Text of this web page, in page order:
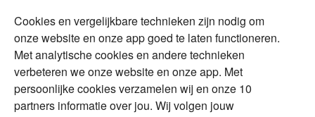
Duurzaam
Vermogensplanning
Tweede huis in
buitenland
Over Financial Focus
Specialisten
Financial Focus
magazine
Cookies en vergelijkbare technieken zijn nodig om
onze website en onze app goed te laten functioneren.
Met analytische cookies en andere technieken
verbeteren we onze website en onze app. Met
persoonlijke cookies verzamelen wij en onze 10
partners informatie over jou. Wij volgen jouw